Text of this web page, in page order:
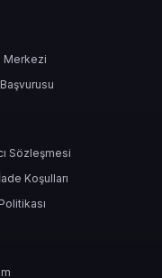
oyuncular için makul
Tercih
Merkezi
Sözleşmesi
Koşulları